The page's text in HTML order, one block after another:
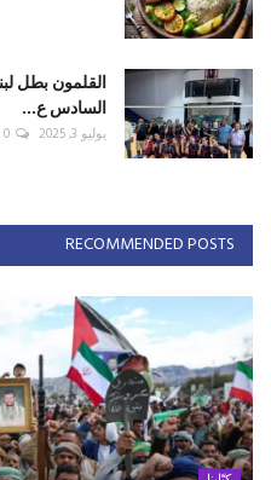
القلمون بطل
السادس ع...
يوليو 3, 2025 0
RECOMMENDED POSTS